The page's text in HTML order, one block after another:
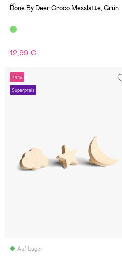
(1)
Done By Deer Croco Messlatte, Grün
12,99 €
-25%
Superpreis
Auf Lager